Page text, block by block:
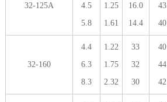
32-125A
4.5
5.8
1.25
1.61
16.0
14.4
43
40
32-160
4.4
6.3
8.3
1.22
1.75
2.32
33
32
30
40
44
42